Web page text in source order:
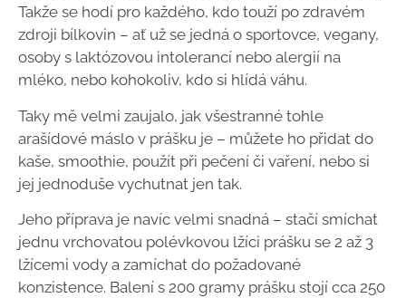
Takže se hodí pro každého, kdo touží po zdravém
zdroji bílkovin – ať už se jedná o sportovce, vegany,
osoby s laktózovou intolerancí nebo alergií na
mléko, nebo kohokoliv, kdo si hlídá váhu.
Taky mě velmi zaujalo, jak všestranné tohle
arašídové máslo v prášku je – můžete ho přidat do
kaše, smoothie, použít při pečení či vaření, nebo si
jej jednoduše vychutnat jen tak.
Jeho příprava je navíc velmi snadná – stačí smíchat
jednu vrchovatou polévkovou lžíci prášku se 2 až 3
lžícemi vody a zamíchat do požadované
konzistence. Balení s 200 gramy prášku stojí cca 250